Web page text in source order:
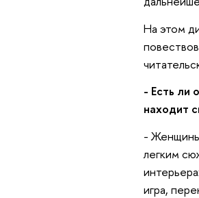
На этом
- Есть ли
находит
-
легким
игра,